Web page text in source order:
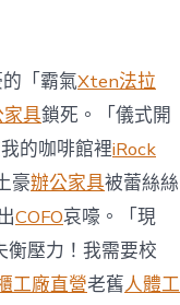
「霸氣Xten法拉
具鎖死。「儀式開
的咖啡館裡iRock
豪辦公家具被蕾絲絲
COFO哀嚎。「現
衡壓力！我需要校
工廠直營老舊人體工